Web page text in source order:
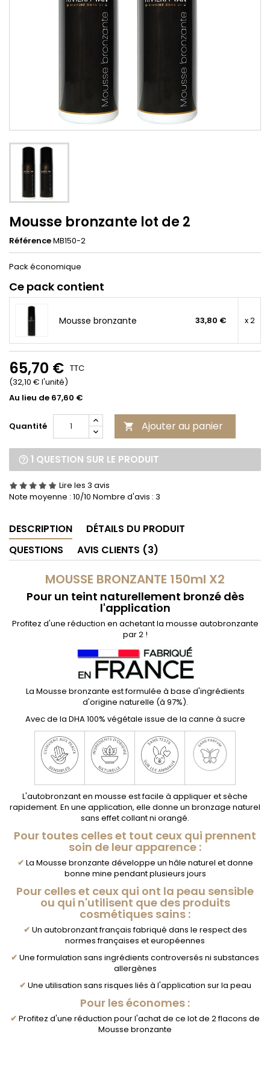
Mousse bronzante lot de 2
RéférenceMB150-2
Pack économique
Ce pack contient
Mousse bronzante 33,80 € x 2
65,70 €
(32,10 € l'unité)
TTC
Au lieu de 67,60 €
Quantité  Ajouter au panier
1 QUESTION SUR LE PRODUIT
Lire les 3 avis
Note moyenne : 10/10 Nombre d'avis : 3
DESCRIPTION
DÉTAILS DU PRODUIT
QUESTIONS
AVIS CLIENTS (3)
MOUSSE BRONZANTE 150ml X2
Pour un teint naturellement bronzé dès
l'application
Profitez d'une réduction en achetant la mousse autobronzante
par 2 !
La Mousse bronzante est formulée à base d'ingrédients
d'origine naturelle (à 97%).
Avec de la DHA 100% végétale issue de la canne à sucre
L'autobronzant en mousse est facile à appliquer et sèche
rapidement. En une application, elle donne un bronzage naturel
sans effet collant ni orangé.
Pour toutes celles et tout ceux qui prennent
soin de leur apparence :
✔ La Mousse bronzante développe un hâle naturel et donne
bonne mine pendant plusieurs jours
Pour celles et ceux qui ont la peau sensible
ou qui n'utilisent que des produits
cosmétiques sains :
✔ Un autobronzant français fabriqué dans le respect des
normes françaises et européennes
✔ Une formulation sans ingrédients controversés ni substances
allergènes
✔ Une utilisation sans risques liés à l'application sur la peau
Pour les économes :
✔ Profitez d'une réduction pour l'achat de ce lot de 2 flacons de
Mousse bronzante